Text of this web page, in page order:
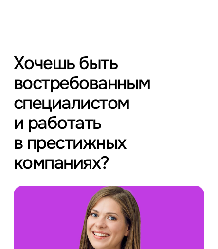
Хочешь быть
востребованным
специалистом
и работать
в престижных
компаниях?